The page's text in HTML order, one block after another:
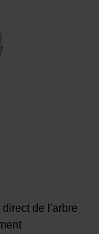
direct de l'arbre